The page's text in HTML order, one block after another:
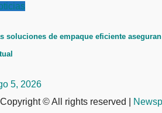
soluciones de empaque eficiente
5, 2026
Copyright © All rights reserved